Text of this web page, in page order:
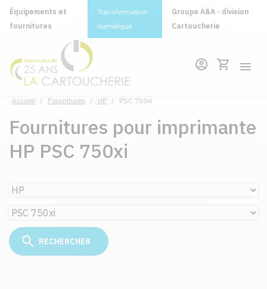
Équipements et
fournitures
Transformation
numérique
Groupe A&A - division
Cartoucherie
Accueil / Fournitures / HP / PSC 750xi
Fournitures pour imprimante
HP PSC 750xi